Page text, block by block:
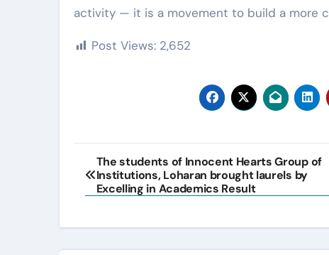
activity — it is a movement to build a more
Post Views: 2,652
Post
navigation
The students of Innocent Hearts Group of
Institutions, Loharan brought laurels by
Excelling in Academics Result